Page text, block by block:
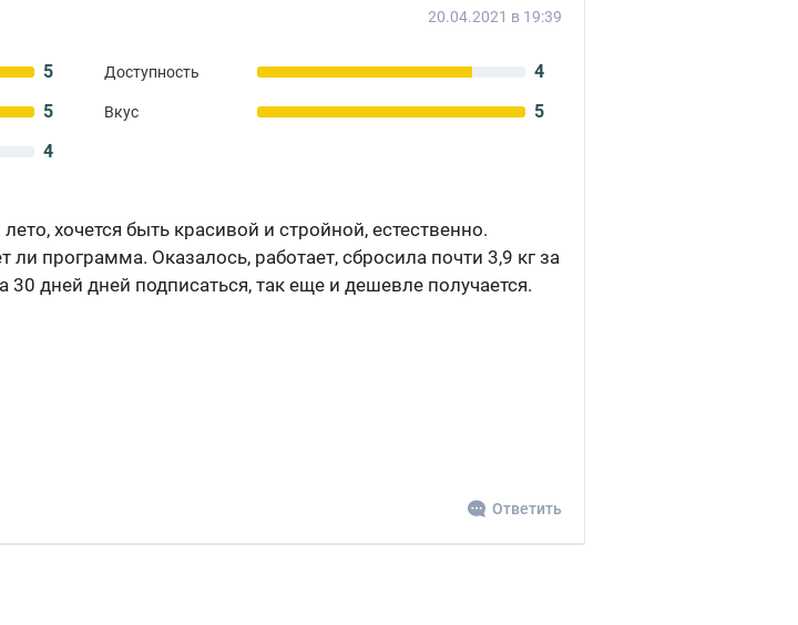
20.04.2021 в 19:39
5 Доступность 4
5 Вкус 5
4
хочется быть красивой и стройной, естественно.
программа. Оказалось, работает, сбросила почти 3,9 кг за
дней дней подписаться, так еще и дешевле получается.
Ответить